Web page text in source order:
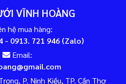
VĨNH HOÀNG
hệ mua hàng:
- 0913. 721 946 (Zalo)
Email:
P. Ninh Kiều, TP. Cần Thơ